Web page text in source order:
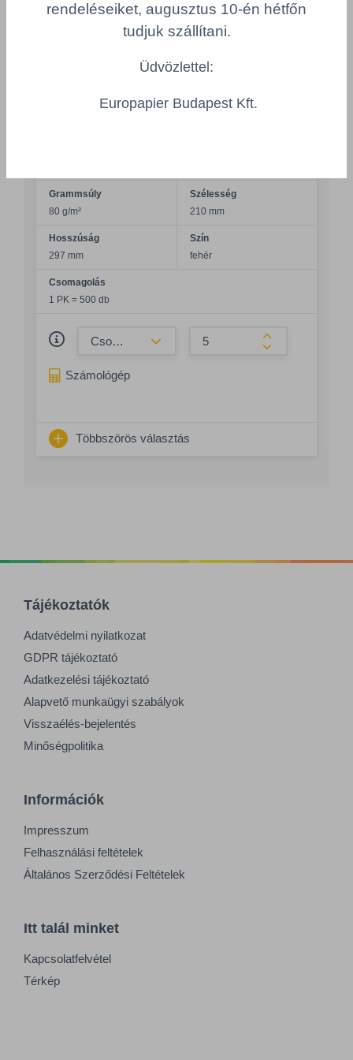
Összeg
Számológép
Többszörös választás
Grammsúly
80 g/m²
Szélesség
210 mm
Hosszúság
297 mm
Szín
fehér
Csomagolás
1 PK = 500 db
Összeg
Számológép
Többszörös választás
Tájékoztatók
Adatvédelmi nyilatkozat
GDPR tájékoztató
Adatkezelési tájékoztató
Alapvető munkaügyi szabályok
Visszaélés-bejelentés
Minőségpolitika
Információk
Impresszum
Felhasználási feltételek
Általános Szerződési Feltételek
Itt talál minket
Kapcsolatfelvétel
Térkép
rendeléseiket, augusztus 10-én hétfőn
tudjuk szállítani.
Üdvözlettel:
Europapier Budapest Kft.